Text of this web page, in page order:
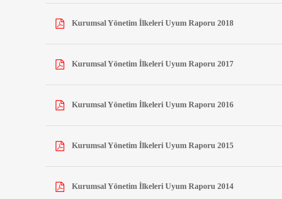
Kurumsal Yönetim İlkeleri Uyum Raporu 2018
Kurumsal Yönetim İlkeleri Uyum Raporu 2017
Kurumsal Yönetim İlkeleri Uyum Raporu 2016
Kurumsal Yönetim İlkeleri Uyum Raporu 2015
Kurumsal Yönetim İlkeleri Uyum Raporu 2014